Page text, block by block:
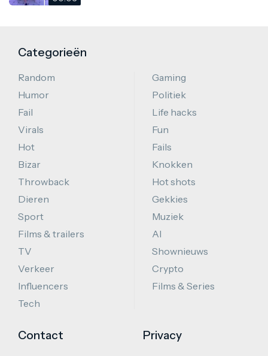
Categorieën
Random
Humor
Fail
Virals
Hot
Bizar
Throwback
Dieren
Sport
Films & trailers
TV
Verkeer
Influencers
Tech
Gaming
Politiek
Life hacks
Fun
Fails
Knokken
Hot shots
Gekkies
Muziek
AI
Shownieuws
Crypto
Films & Series
Contact Privacy